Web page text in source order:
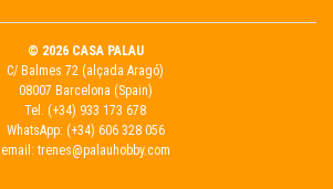
© 2026 CASA PALAU
C/ Balmes 72 (alçada Aragó)
08007 Barcelona (Spain)
Tel. (+34) 933 173 678
WhatsApp: (+34) 606 328 056
email: trenes@palauhobby.com